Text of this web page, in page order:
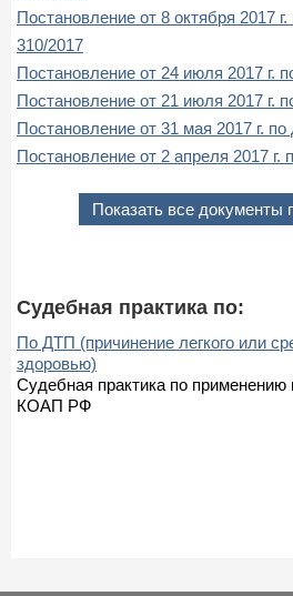
Постановление от 8 октября 2017
310/2017
Постановление от 24 июля 2017 г.
Постановление от 21 июля 2017 г.
Постановление от 31 мая 2017 г.
Постановление от 2 апреля 2017
Показать все документы
Судебная практика по:
По ДТП (причинение легкого или
здоровью)
Судебная практика по применению
КОАП РФ